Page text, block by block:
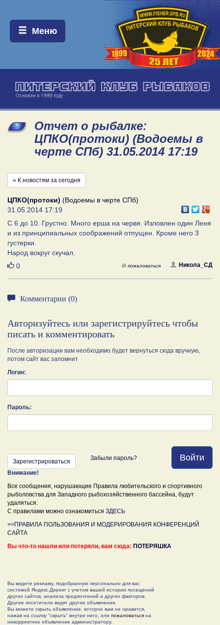
Меню:
Меню
Отчет о рыбалке:
ЦПКО(протоки) (Водоемы в
черте СПб) 31.05.2014 17:19
« К новостям за сегодня
ЦПКО(протоки) (Водоемы в черте СПб)
31.05.2014 17:19
C 6 до 10. Грустно. Много ерша на червя. Изловлен один Леня
и из принципиальных соображений отпущен. Кроме него 3
густерки.
Народ вокруг скучал.
Нравится
0 Никола_СД
пожаловаться
Комментарии (0)
Авторизуйтесь или зарегистрируйтесь чтобы
писать и комментировать
После авторизации вам необходимо будет вернуться сюда вручную,
потом сайт вас запомнит
Логин:
Пароль:
Войти
Зарегистрироваться Забыли пароль?
Внимание!
Все сообщения, нарушающие Правила любительского и спортивного
рыболовства для Западного рыбохозяйственного бассейна, будут
удаляться.
С правилами можно ознакомиться ЗДЕСЬ
>>ПРАВИЛА ПОЛЬЗОВАНИЯ И МОДЕРИРОВАНИЯ КОНФЕРЕНЦИЙ
САЙТА
Вы что-то нашли или потеряли, вам сюда: ПОТЕРЯШКА
Вы видите рекламу, подобранную персонально для вас
системой Яндекс.Директ с учетом вашей истории посещений
других сайтов, анализа предпочтений и других факторов.
Другие посетители видят другие объявления.
Вы можете скрыть объявление, которое вам не нравится,
нажав на ссылку "скрыть" внутри него, или пожаловаться на
некорректное объявление администратору.